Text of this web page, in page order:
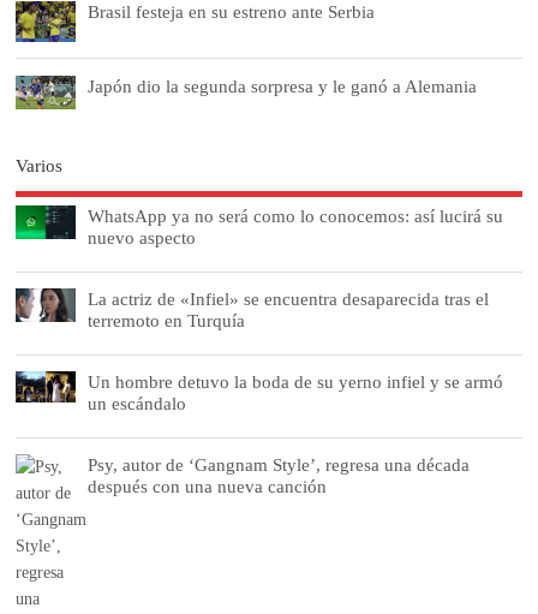
Brasil festeja en su estreno ante Serbia
Japón dio la segunda sorpresa y le ganó a Alemania
Varios
WhatsApp ya no será como lo conocemos: así lucirá su
nuevo aspecto
La actriz de «Infiel» se encuentra desaparecida tras el
terremoto en Turquía
Un hombre detuvo la boda de su yerno infiel y se armó
un escándalo
Psy, autor de ‘Gangnam Style’, regresa una década
después con una nueva canción